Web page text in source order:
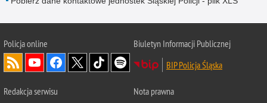
Policja online
Biuletyn Informacji Publicznej
BIP Policja Śląska
Redakcja serwisu
Nota prawna